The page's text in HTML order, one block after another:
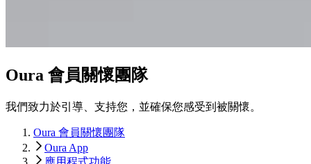
Oura 會員關懷團隊
我們致力於引導、支持您，並確保您感受到被關懷。
Oura 會員關懷團隊
Oura App